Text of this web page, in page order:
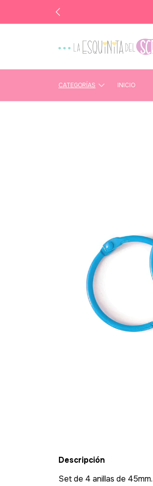
CATEGORÍAS INICIO
Descripción
Set de 4 anillas de 45mm.